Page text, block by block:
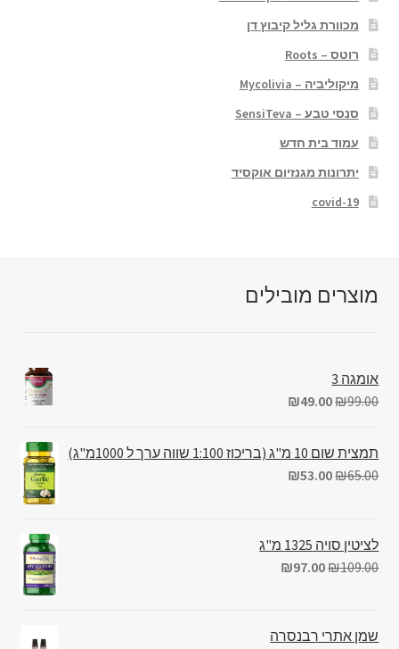
מכוורת גליל קיבוץ דן
רוטס – Roots
מיקוליביה – Mycolivia
סנסי טבע – SensiTeva
עמוד בית חדש
יתרונות מגנזיום אוקסיד
covid-19
מוצרים מובילים
אומגה 3
₪99.00
₪49.00
תמצית שום 10 מ"ג (בריכוז 1:100 שווה ערך ל 1000מ"ג)
₪65.00
₪53.00
לציטין סויה 1325 מ"ג
₪109.00
₪97.00
שמן אתרי רבנסרה